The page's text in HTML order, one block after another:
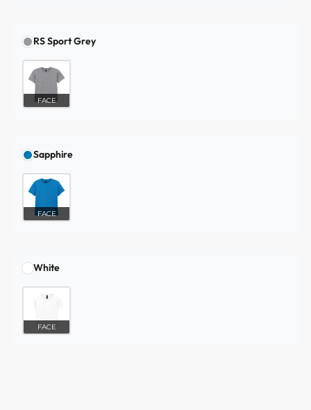
RS Sport Grey
FACE
Sapphire
FACE
White
FACE